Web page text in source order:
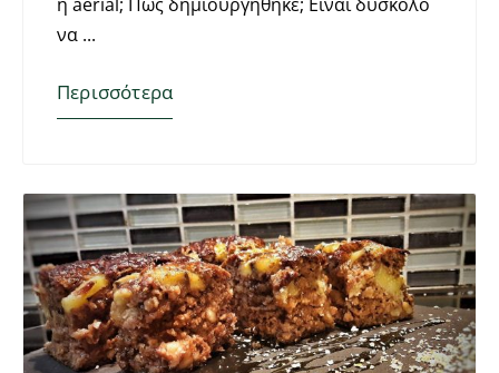
να
Περισσότερα